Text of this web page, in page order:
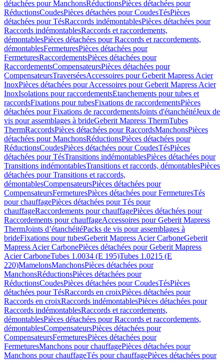
détachées pour ManchonsRéductionsPièces détachées pour
RéductionsCoudesPièces détachées pour CoudesTésPièces
détachées pour TésRaccords indémontablesPièces détachées pour
Raccords indémontablesRaccords et raccordements,
démontablesPièces détachées pour Raccords et raccordements,
démontablesFermeturesPièces détachées pour
FermeturesRaccordementsPièces détachées pour
RaccordementsCompensateursPièces détachées pour
CompensateursTraverséesAccessoires pour Geberit Mapress Acier
InoxPièces détachées pour Accessoires pour Geberit Mapress Acier
InoxIsolations pour raccordementsEtanchements pour tubes et
raccordsFixations pour tubesFixations de raccordementsPièces
détachées pour Fixations de raccordementsJoints d'étanchéitéJeux de
vis pour assemblages à brideGeberit Mapress ThermTubes
ThermRaccordsPièces détachées pour RaccordsManchonsPièces
détachées pour ManchonsRéductionsPièces détachées pour
RéductionsCoudesPièces détachées pour CoudesTésPièces
détachées pour TésTransitions indémontablesPièces détachées pour
Transitions indémontablesTransitions et raccords, démontablesPièces
détachées pour Transitions et raccords,
démontablesCompensateursPièces détachées pour
CompensateursFermeturesPièces détachées pour FermeturesTés
pour chauffagePièces détachées pour Tés pour
chauffageRaccordements pour chauffagePièces détachées pour
Raccordements pour chauffageAccessoires pour Geberit Mapress
ThermJoints d’étanchéitéPacks de vis pour assemblages à
brideFixations pour tubesGeberit Mapress Acier CarboneGeberit
Mapress Acier CarbonePièces détachées pour Geberit Mapress
Acier CarboneTubes 1.0034 (E 195)Tubes 1.0215 (E
220)MamelonsManchonsPièces détachées pour
ManchonsRéductionsPièces détachées pour
RéductionsCoudesPièces détachées pour CoudesTésPièces
détachées pour TésRaccords en croixPièces détachées pour
Raccords en croixRaccords indémontablesPièces détachées pour
Raccords indémontablesRaccords et raccordements,
démontablesPièces détachées pour Raccords et raccordements,
démontablesCompensateursPièces détachées pour
CompensateursFermeturesPièces détachées pour
FermeturesManchons pour chauffagePièces détachées pour
Manchons pour chauffageTés pour chauffagePièces détachées pour